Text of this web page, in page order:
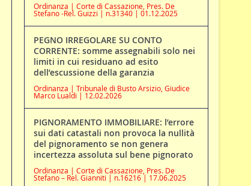
Ordinanza | Corte di Cassazione, Pres. De
Stefano -Rel. Guizzi | n.31340 | 01.12.2025
PEGNO IRREGOLARE SU CONTO
CORRENTE: somme assegnabili solo nei
limiti in cui residuano ad esito
dell’escussione della garanzia
Ordinanza | Tribunale di Busto Arsizio, Giudice
Marco Lualdi | 12.02.2026
PIGNORAMENTO IMMOBILIARE: l’errore
sui dati catastali non provoca la nullità
del pignoramento se non genera
incertezza assoluta sul bene pignorato
Ordinanza | Corte di Cassazione, Pres. De
Stefano – Rel. Gianniti | n.16216 | 17.06.2025